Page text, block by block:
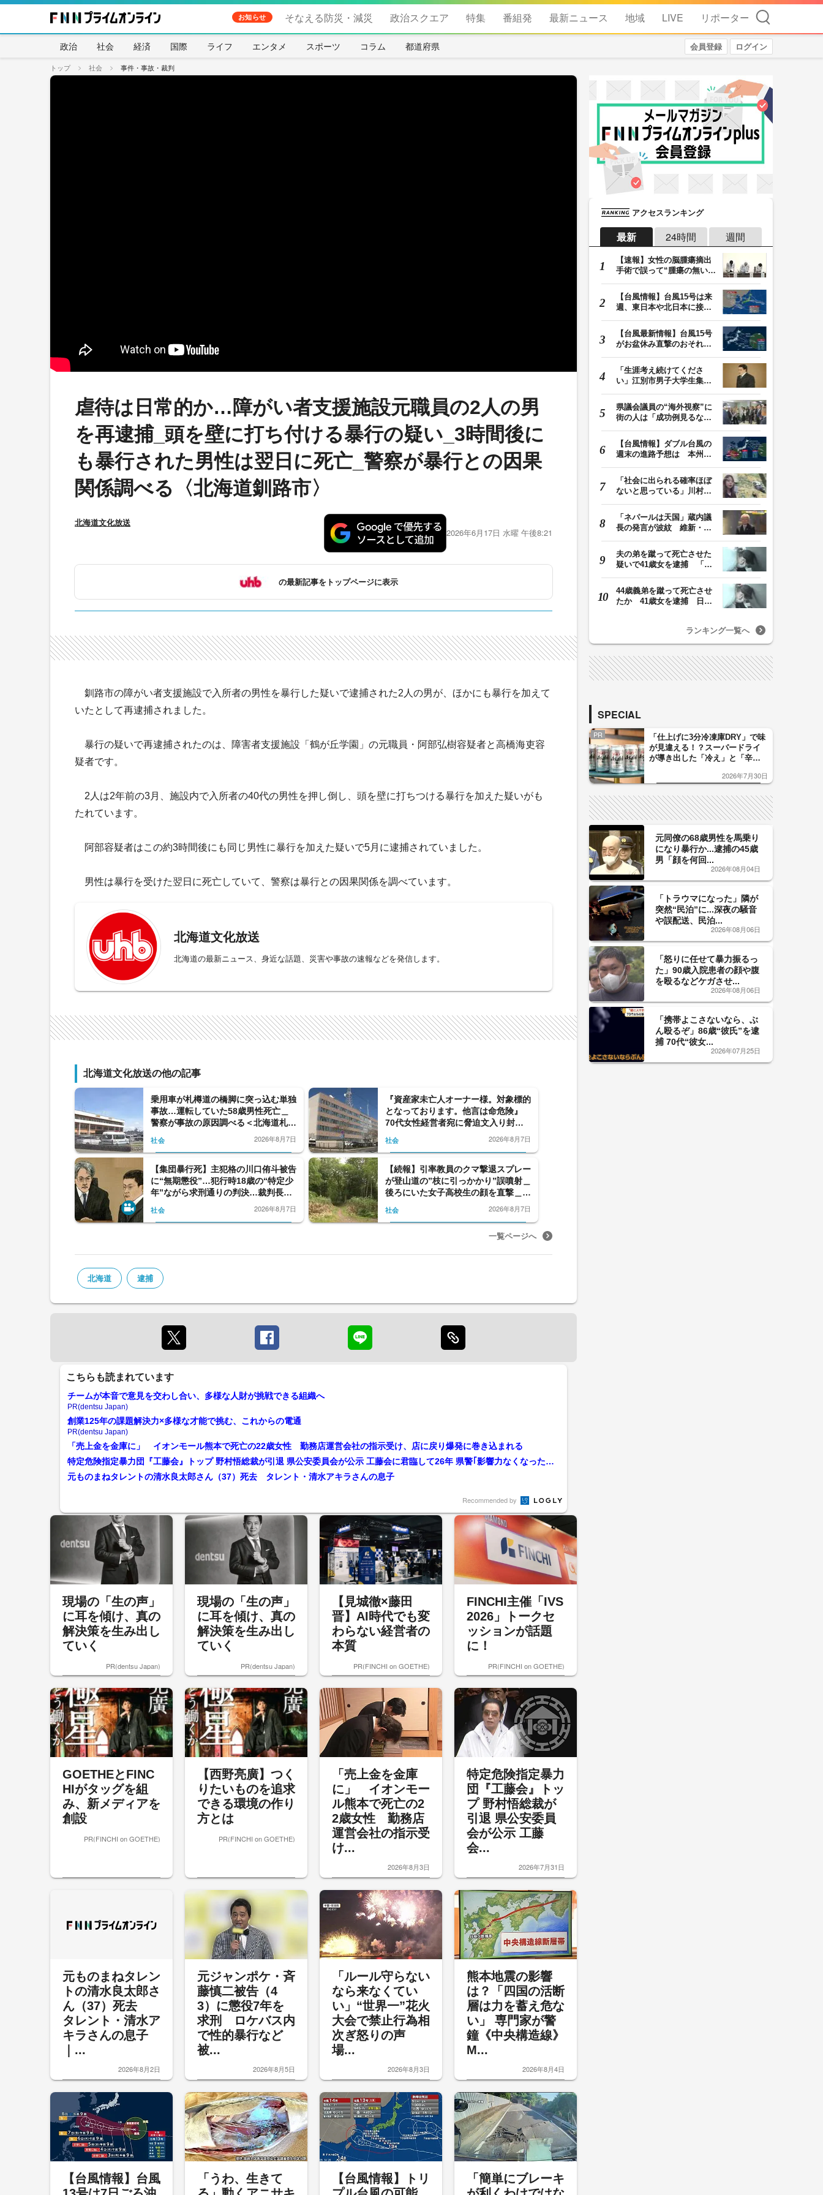
お知らせ そなえる防災・減災 政治スクエア 特集 番組発 最新ニュース 地域 LIVE リポーター 検索
政治 社会 経済 国際 ライフ エンタメ スポーツ コラム 都道府県 会員登録 ログイン
トップ 社会 事件・事故・裁判
虐待は日常的か…障がい者支援施設元職員の2人の男
を再逮捕_頭を壁に打ち付ける暴行の疑い_3時間後に
も暴行された男性は翌日に死亡_警察が暴行との因果
関係調べる〈北海道釧路市〉
北海道文化放送
2026年6月17日 水曜 午後8:21
の最新記事をトップページに表示
釧路市の障がい者支援施設で入所者の男性を暴行した疑いで逮捕された2人の男が、ほかにも暴行を加えて
いたとして再逮捕されました。
暴行の疑いで再逮捕されたのは、障害者支援施設「鶴が丘学園」の元職員・阿部弘樹容疑者と高橋海吏容
疑者です。
2人は2年前の3月、施設内で入所者の40代の男性を押し倒し、頭を壁に打ちつける暴行を加えた疑いがも
たれています。
阿部容疑者はこの約3時間後にも同じ男性に暴行を加えた疑いで5月に逮捕されていました。
男性は暴行を受けた翌日に死亡していて、警察は暴行との因果関係を調べています。
北海道文化放送
北海道の最新ニュース、身近な話題、災害や事故の速報などを発信します。
北海道文化放送の他の記事
乗用車が札樽道の橋脚に突っ込む単独
事故…運転していた58歳男性死亡＿
警察が事故の原因調べる＜北海道札幌
社会 2026年8月7日
『資産家未亡人オーナー様。対象標的
となっております。他言は命危険』
70代女性経営者宛に脅迫文入り封書
を投函…親戚の72歳男を逮捕…トク
リュウの記載があったため警察が24
社会 2026年8月7日
【集団暴行死】主犯格の川口侑斗被告
に“無期懲役”…犯行時18歳の“特定少
年”ながら求刑通りの判決…裁判長が
「生涯考え続けて」と諭すと小さくう
なずき耳を傾ける〈北海道〉
社会 2026年8月7日
【続報】引率教員のクマ撃退スプレー
が登山道の”枝に引っかかり”誤噴射＿
後ろにいた女子高校生の顔を直撃＿急
なヒグマ出没に備え「安全装置」外し
た状態で腰に装着＿女子高校生はトム
社会 2026年8月7日
一覧ページへ
北海道 逮捕
こちらも読まれています
チームが本音で意見を交わし合い、多様な人財が挑戦できる組織へ
PR(dentsu Japan)
創業125年の課題解決力×多様な才能で挑む、これからの電通
PR(dentsu Japan)
「売上金を金庫に」 イオンモール熊本で死亡の22歳女性 勤務店運営会社の指示受け、店に戻り爆発に巻き込まれる
特定危険指定暴力団『工藤会』トップ 野村悟総裁が引退 県公安委員会が公示 工藤会に君臨して26年 県警｢影響力なくなったと判断｣ 【福岡発】
元ものまねタレントの清水良太郎さん（37）死去 タレント・清水アキラさんの息子
Recommended by
現場の「生の声」
に耳を傾け、真の
解決策を生み出し
ていく
PR(dentsu Japan)
現場の「生の声」
に耳を傾け、真の
解決策を生み出し
ていく
PR(dentsu Japan)
【見城徹×藤田
晋】AI時代でも変
わらない経営者の
本質
PR(FINCHI on GOETHE)
FINCHI主催「IVS
2026」トークセ
ッションが話題
に！
PR(FINCHI on GOETHE)
GOETHEとFINC
HIがタッグを組
み、新メディアを
創設
PR(FINCHI on GOETHE)
【西野亮廣】つく
りたいものを追求
できる環境の作り
方とは
PR(FINCHI on GOETHE)
「売上金を金庫
に」 イオンモー
ル熊本で死亡の2
2歳女性 勤務店
運営会社の指示受
け...
2026年8月3日
特定危険指定暴力
団『工藤会』トッ
プ 野村悟総裁が
引退 県公安委員
会が公示 工藤
会...
2026年7月31日
元ものまねタレン
トの清水良太郎さ
ん（37）死去
タレント・清水ア
キラさんの息子
｜...
2026年8月2日
元ジャンポケ・斉
藤慎二被告（4
3）に懲役7年を
求刑 ロケバス内
で性的暴行など
被...
2026年8月5日
「ルール守らない
なら来なくてい
い」“世界一”花火
大会で禁止行為相
次ぎ怒りの声
場...
2026年8月3日
熊本地震の影響
は？「四国の活断
層は力を蓄え危な
い」 専門家が警
鐘《中央構造線》
M...
2026年8月4日
【台風情報】台風
「うわ、生きて
【台風情報】トリ
「簡単にブレーキ
アクセスランキング
最新 24時間 週間
【速報】女性の脳腫瘍摘出
手術で誤って“腫瘍の無い部
【台風情報】台風15号は来
週、東日本や北日本に接近
【台風最新情報】台風15号
がお盆休み直撃のおそれ
「生涯考え続けてくださ
い」江別市男子大学生集団
県議会議員の“海外視察”に
街の人は「成功例見るなら
【台風情報】ダブル台風の
週末の進路予想は 本州は
「社会に出られる確率ほぼ
ないと思っている」川村葉
「ネパールは天国」蔵内議
長の発言が波紋 維新・吉
夫の弟を蹴って死亡させた
疑いで41歳女を逮捕 「生
44歳義弟を蹴って死亡させ
たか 41歳女を逮捕 日頃
ランキング一覧へ
SPECIAL
PR
「仕上げに3分冷凍庫DRY」で味
が見違える！？スーパードライ
が導き出した「冷え」と「辛
した「辛口カーブ」が飲み頃の
2026年7月30日
元同僚の68歳男性を馬乗り
になり暴行か...逮捕の45歳
男「顔を何回...
2026年08月04日
「トラウマになった」隣が
突然“民泊”に...深夜の騒音
や誤配送、民泊...
2026年08月06日
「怒りに任せて暴力振るっ
た」90歳入院患者の顔や腹
を殴るなどケガさせ...
2026年08月06日
「携帯よこさないなら、ぶ
ん殴るぞ」86歳“彼氏”を逮
捕 70代“彼女...
2026年07月25日